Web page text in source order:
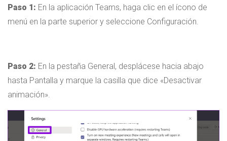
Paso 1: En la aplicación Teams, haga clic en el ícono de
menú en la parte superior y seleccione Configuración.
Paso 2: En la pestaña General, desplácese hacia abajo
hasta Pantalla y marque la casilla que dice «Desactivar
animación».